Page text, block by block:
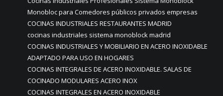
Monobloc para Comedores públicos privados empresas
COCINAS INDUSTRIALES RESTAURANTES MADRID
cocinas industriales sistema monoblock madrid
COCINAS INDUSTRIALES Y MOBILIARIO EN ACERO INOXIDABLE
ADAPTADO PARA USO EN HOGARES
COCINAS INTEGRALES DE ACERO INOXIDABLE. SALAS DE
COCINADO MODULARES ACERO INOX
COCINAS INTEGRALES EN ACERO INOXIDABLE